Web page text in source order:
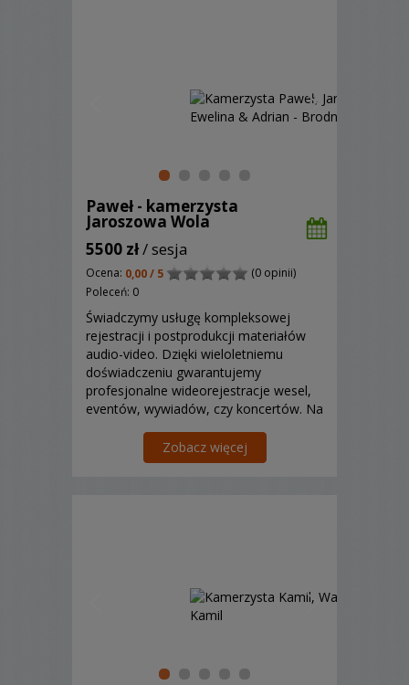
Paweł - kamerzysta
Jaroszowa Wola
5500 zł/ sesja
Ocena: 0,00 / 5
(0 opinii)
Poleceń: 0
Świadczymy usługę kompleksowej
rejestracji i postprodukcji materiałów
audio-video. Dzięki wieloletniemu
doświadczeniu gwarantujemy
profesjonalne wideorejestracje wesel,
eventów, wywiadów, czy koncertów. Na
Was, począwszy od pomysłu na jego
realizację,
Zobacz więcej